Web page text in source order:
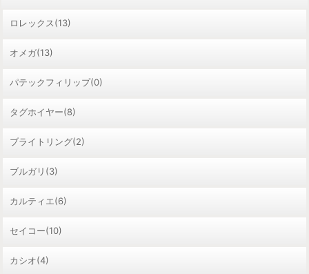
ロレックス(13)
オメガ(13)
パテックフィリップ(0)
タグホイヤー(8)
ブライトリング(2)
ブルガリ(3)
カルティエ(6)
セイコー(10)
カシオ(4)